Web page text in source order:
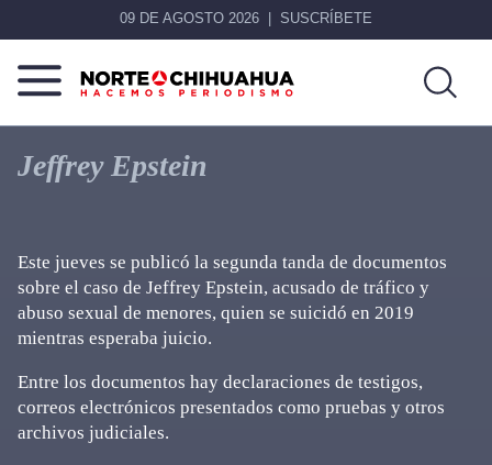
09 DE AGOSTO 2026 SUSCRÍBETE
Norte
Chihuahua
Más
que
noticias,
Jeffrey Epstein
Este jueves se publicó la segunda tanda de documentos
sobre el caso de Jeffrey Epstein, acusado de tráfico y
abuso sexual de menores, quien se suicidó en 2019
mientras esperaba juicio.
Entre los documentos hay declaraciones de testigos,
correos electrónicos presentados como pruebas y otros
archivos judiciales.